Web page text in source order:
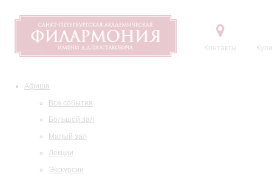
Контакты
Афиша
Все события
Большой зал
Малый зал
Лекции
Экскурсии